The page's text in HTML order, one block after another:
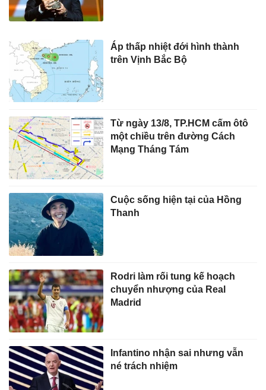
Áp thấp nhiệt đới hình thành
trên Vịnh Bắc Bộ
Từ ngày 13/8, TP.HCM cấm ôtô
một chiều trên đường Cách
Mạng Tháng Tám
Cuộc sống hiện tại của Hồng
Thanh
Rodri làm rối tung kế hoạch
chuyển nhượng của Real
Madrid
Infantino nhận sai nhưng vẫn
né trách nhiệm